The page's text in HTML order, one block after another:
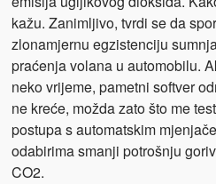
kažu. Zanimljivo, tvrdi se da
zlonamjernu egzistenciju
praćenja volana u automobilu.
neko vrijeme, pametni softver
ne kreće, možda zato što me
postupa s automatskim
odabirima smanji potrošnju
CO2.